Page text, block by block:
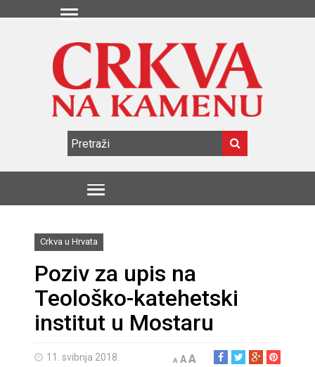
Crkva u Hrvata
Poziv za upis na
Teološko-katehetski
institut u Mostaru
11. svibnja 2018. A AA